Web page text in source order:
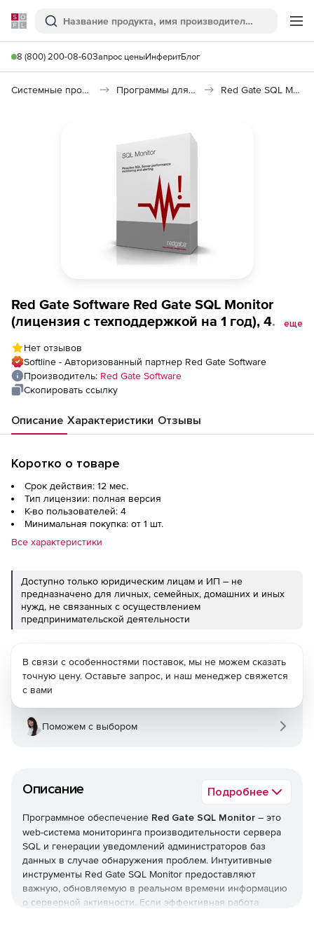
Softline
Поиск
8 (800) 200-08-60Запрос ценыИнферитБлог
Системные программы Программы для диагностики системы Red Gate SQL Monitor
Red Gate Software Red Gate SQL Monitor
(лицензия с техподдержкой на 1 год), 4
еще
Нет отзывов
Softline - Авторизованный партнер Red Gate Software
Производитель: Red Gate Software
Скопировать ссылку
Описание Характеристики Отзывы
Коротко о товаре
Срок действия: 12 мес.
Тип лицензии: полная версия
К-во пользователей: 4
Минимальная покупка: от 1 шт.
Все характеристики
Доступно только юридическим лицам и ИП – не
предназначено для личных, семейных, домашних и иных
нужд, не связанных с осуществлением
предпринимательской деятельности
Описание Подробнее
Программное обеспечение Red Gate SQL Monitor – это
web-система мониторинга производительности сервера
SQL и генерации уведомлений администраторов баз
данных в случае обнаружения проблем. Интуитивные
инструменты Red Gate SQL Monitor предоставляют
важную, обновляемую в реальном времени информацию
о серверной активности. Если эффективная работа
В связи с особенностями поставок, мы не можем сказать
точную цену. Оставьте запрос, и наш менеджер свяжется
с вами
Поможем с выбором